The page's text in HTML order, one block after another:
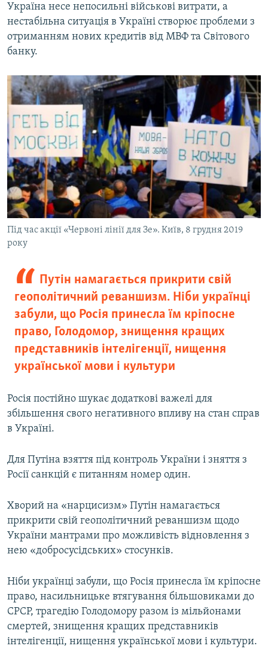
Україна несе непосильні військові витрати, а
нестабільна ситуація в Україні створює проблеми з
отриманням нових кредитів від МВФ та Світового
банку.
Під час акції «Червоні лінії для Зе». Київ, 8 грудня 2019
року
Путін намагається прикрити свій
геополітичний реваншизм. Ніби українці
забули, що Росія принесла їм кріпосне
право, Голодомор, знищення кращих
представників інтелігенції, нищення
української мови і культури
Росія постійно шукає додаткові важелі для
збільшення свого негативного впливу на стан справ
в Україні.
Для Путіна взяття під контроль України і зняття з
Росії санкцій є питанням номер один.
Хворий на «нарцисизм» Путін намагається
прикрити свій геополітичний реваншизм щодо
України мантрами про можливість відновлення з
нею «добросусідських» стосунків.
Ніби українці забули, що Росія принесла їм кріпосне
право, насильницьке втягування більшовиками до
СРСР, трагедію Голодомору разом із мільйонами
смертей, знищення кращих представників
інтелігенції, нищення української мови і культури.